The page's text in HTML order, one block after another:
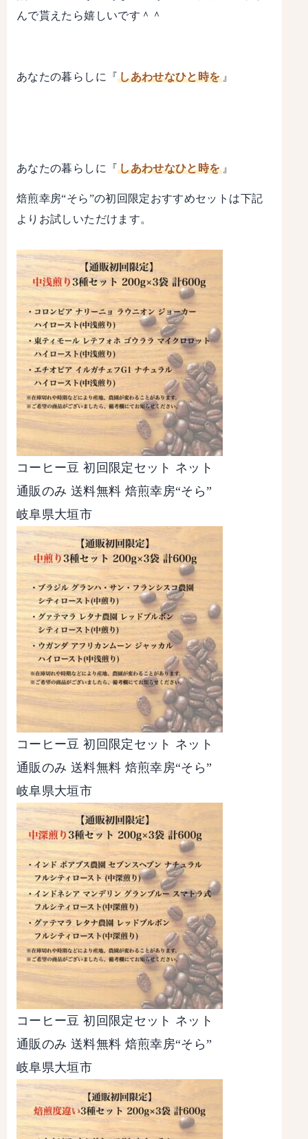
んで貰えたら嬉しいです＾＾
あなたの暮らしに『しあわせなひと時を』
あなたの暮らしに『しあわせなひと時を』
焙煎幸房“そら”の初回限定おすすめセットは下記
よりお試しいただけます。
コーヒー豆 初回限定セット ネット
通販のみ 送料無料 焙煎幸房“そら”
岐阜県大垣市
コーヒー豆 初回限定セット ネット
通販のみ 送料無料 焙煎幸房“そら”
岐阜県大垣市
コーヒー豆 初回限定セット ネット
通販のみ 送料無料 焙煎幸房“そら”
岐阜県大垣市